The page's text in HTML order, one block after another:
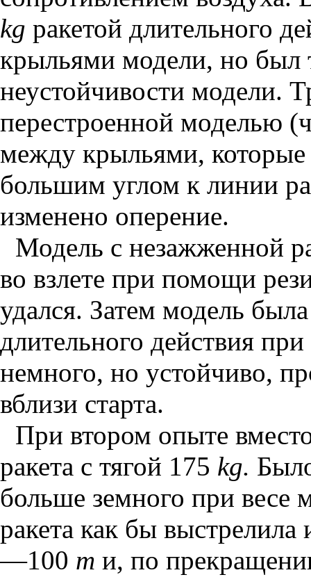
kg ракетой длительного
крыльями модели, но был
неустойчивости модели.
перестроенной моделью
между крыльями,
большим углом к линии
изменено оперение.
Модель с незажженной
во взлете при помощи
удался. Затем модель
длительного действия
немного, но устойчиво,
вблизи старта.
При втором опыте
ракета с тягой 175 kg.
больше земного при
ракета как бы
—100 m и, по